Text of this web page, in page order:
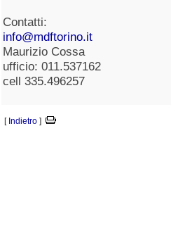
Contatti:
info@mdftorino.it
Maurizio Cossa
ufficio: 011.537162
cell 335.496257
[ Indietro ]